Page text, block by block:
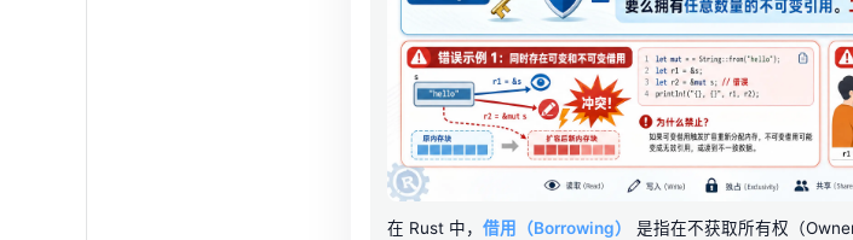
在 Rust 中， 借用（Borrowing） 是指在不获取所有权（